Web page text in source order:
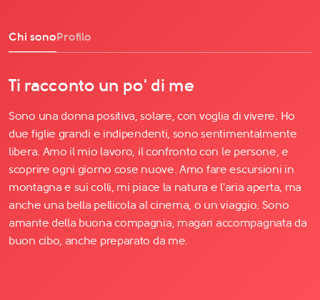
Chi sonoProfilo
Ti racconto un po' di me
Sono una donna positiva, solare, con voglia di vivere. Ho
due figlie grandi e indipendenti, sono sentimentalmente
libera. Amo il mio lavoro, il confronto con le persone, e
scoprire ogni giorno cose nuove. Amo fare escursioni in
montagna e sui colli, mi piace la natura e l'aria aperta, ma
anche una bella pellicola al cinema, o un viaggio. Sono
amante della buona compagnia, magari accompagnata da
buon cibo, anche preparato da me.